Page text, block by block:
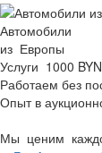
Автомобили
из Европы
Услуги 1000 BYN
Работаем без
Опыт в
Мы ценим